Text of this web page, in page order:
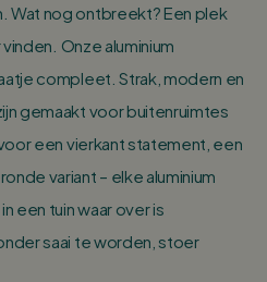
Wat nog ontbreekt? Een plek
Onze aluminium
compleet. Strak, modern en
gemaakt voor buitenruimtes
een vierkant statement, een
variant – elke aluminium
een tuin waar over is
saai te worden, stoer